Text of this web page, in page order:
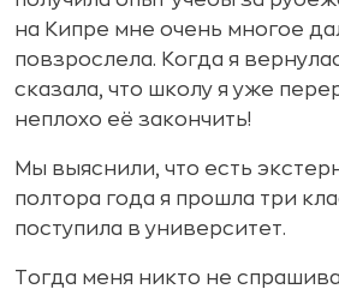
на Кипре мне очень многое
повзрослела. Когда я
сказала, что школу я уже
неплохо её закончить!
Мы выяснили, что есть
полтора года я прошла три
поступила в университет.
Тогда меня никто не